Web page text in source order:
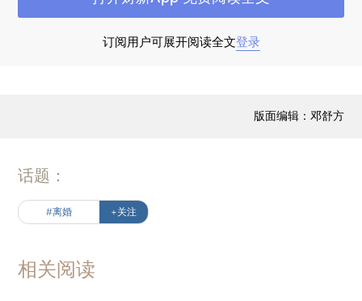
男方更准确，法院可以欺诈为由撤销离婚协议。再
诈”，该非真实意思的离婚协议都可被撤销。那么男
方起诉时，为何不要求撤销假离婚？这里涉及到管
为，法院民事庭对离婚事宜不予受理。如果要撤销
离婚，须去法院民政庭打再一场行政官司。
订阅用户可展开阅读全文登录
版面编辑：邓舒方
话题：
#离婚 +关注
相关阅读